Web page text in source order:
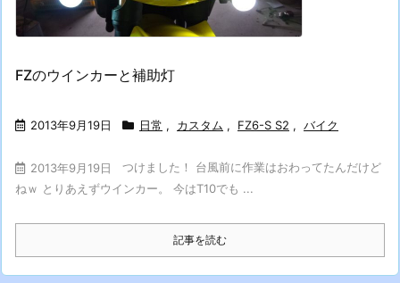
FZのウインカーと補助灯
2013年9月19日 日常 , カスタム , FZ6-S S2 , バイク
2013年9月19日
つけました！ 台風前に作業はおわってたんだけど
ねｗ とりあえずウインカー。 今はT10でも ...
記事を読む